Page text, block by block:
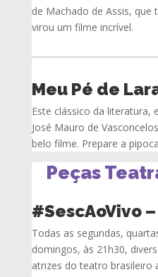
de Machado de Assis, que
virou um filme incrível.
Meu Pé de
Este clássico da literatura,
José Mauro de
belo filme. Prepare a
Peças
#SescAoVivo
Todas as segundas,
domingos, às 21h30,
atrizes do teatro brasileiro